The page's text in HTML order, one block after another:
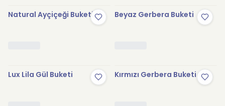
Natural Ayçiçeği Buketi Beyaz Gerbera Buketi
Lux Lila Gül Buketi Kırmızı Gerbera Buketi